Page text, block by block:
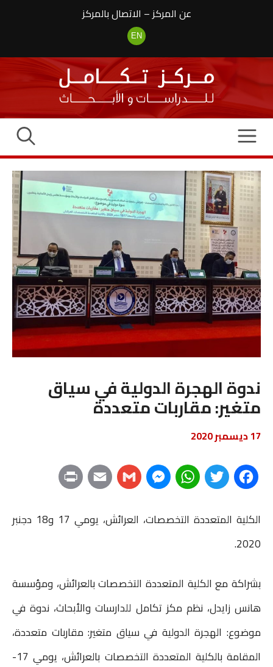
عن المركز– الاتصال بالمركز
EN
ندوة الهجرة الدولية في سياق
متغير: مقاربات متعددة
17 ديسمبر 2020
F
c
o
k
T
i
t
e
r
W
a
s
A
p
M
e
n
g
e
G
a
E
a
الكلية المتعددة التخصصات، العرائش، يومي 17 و18 دجنبر
2020.
بشراكة مع الكلية المتعددة التخصصات بالعرائش، ومؤسسة
هانس زايدل، نظم مكز تكامل للدارسات والأبحاث، ندوة في
موضوع: الهجرة الدولية في سياق متغير: مقاربات متعددة،
المقامة بالكلية المتعددة التخصصات بالعرائش، يومي 17-